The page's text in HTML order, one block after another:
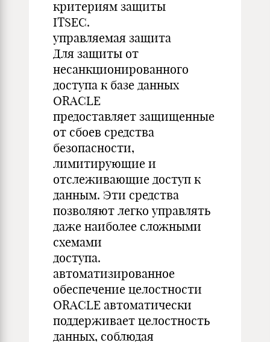
критериям защиты
ITSEC.
управляемая защита
Для защиты от
несанкционированного
доступа к базе данных
ORACLE
предоставляет защищенные
от сбоев средства
безопасности,
лимитирующие и
отслеживающие доступ к
данным. Эти средства
позволяют легко управлять
даже наиболее сложными
схемами
доступа.
автоматизированное
обеспечение целостности
ORACLE автоматически
поддерживает целостность
данных, соблюдая